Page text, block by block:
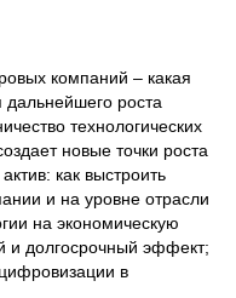
компаний – какая
дальнейшего роста
технологических
новые точки роста
как выстроить
и на уровне отрасли
на экономическую
и долгосрочный эффект;
в